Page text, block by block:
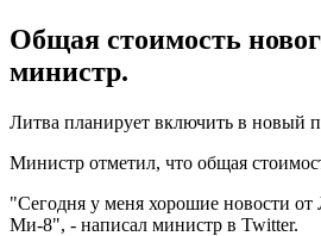
Общая стоимость
министр.
Литва планирует включить в новый
Министр отметил, что общая
"Сегодня у меня хорошие новости
Ми-8", - написал министр в Twitter.